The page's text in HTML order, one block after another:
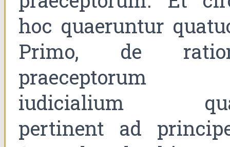
hoc quaeruntur
Primo, de
praeceptorum
iudicialium
pertinent ad